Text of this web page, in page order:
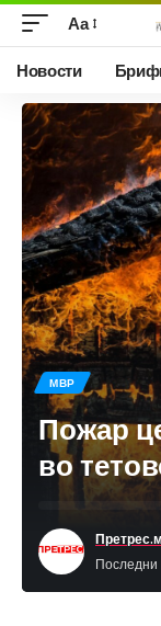
Аа
Новости
МВР
Пожар
во
Последни